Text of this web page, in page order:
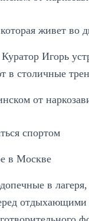
живет во
Игорь
столичные
спортом
в Москве
в
отдыхающими